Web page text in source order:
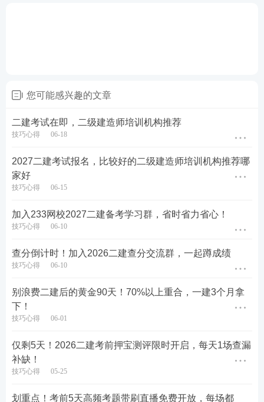
您可能感兴趣的文章
二建考试在即，二级建造师培训机构推荐
技巧心得 06-18
2027二建考试报名，比较好的二级建造师培训机构推荐哪
家好
技巧心得 06-15
加入233网校2027二建备考学习群，省时省力省心！
技巧心得 06-10
查分倒计时！加入2026二建查分交流群，一起蹲成绩
技巧心得 06-10
别浪费二建后的黄金90天！70%以上重合，一建3个月拿
下！
技巧心得 06-01
仅剩5天！2026二建考前押宝测评限时开启，每天1场查漏
补缺！
技巧心得 05-25
划重点！考前5天高频考题带刷直播免费开放，每场都